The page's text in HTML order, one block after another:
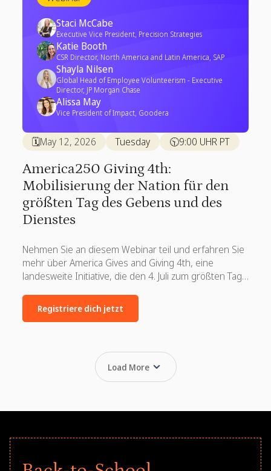
Staci McCabe
Executive Vice President, Precision Strategies
Katie Booth
CSR Director, North America and Latin America, SAP
Shayla Nilsen
Global Head of Employee Volunteerism - Executive
Director, JP Morgan Chase
Alissa May
Vice President of Impact, Goodera
🗓️May 12, 2026 Tuesday 🕥9:00 UHR PT
America250 Giving 4th:
Mobilisierung der Nation für den
größten Tag des Gebens und des
Dienstes
Nehmen Sie an diesem Webinar teil und erfahren Sie
mehr über America Gives and Giving 4th, eine
landesweite Initiative, die den 4. Juli zum größten Tag
Geschichte der USA machen soll. Erfahren Sie, wie
Ihre Organisation teilnehmen kann.
Registriere dich jetzt
Load More